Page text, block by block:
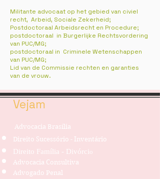
Militante advocaat op het gebied van civiel
recht, Arbeid, Sociale Zekerheid;
Postdoctoraal Arbeidsrecht en Procedure;
postdoctoraal in Burgerlijke Rechtsvordering
van PUC/MG;
postdoctoraal in Criminele Wetenschappen
van PUC/MG;
Lid van de Commissie rechten en garanties
van de vrouw.
Vejam
Advocacia Brasília
Direito Sucessório - Inventário
Direito Família - Divórci o
Advocacia Consultiva
Advogado Penal